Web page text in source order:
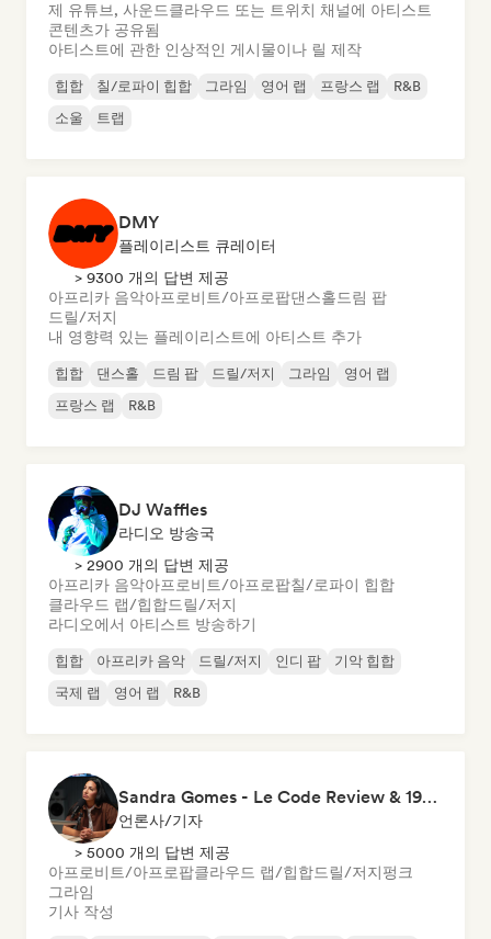
제 유튜브, 사운드클라우드 또는 트위치 채널에 아티스트
콘텐츠가 공유됨
아티스트에 관한 인상적인 게시물이나 릴 제작
힙합 칠/로파이 힙합 그라임 영어 랩 프랑스 랩
R&B
소울
트랩
DMY
플레이리스트 큐레이터
> 9300 개의 답변 제공
아프리카 음악아프로비트/아프로팝댄스홀드림 팝
드릴/저지
내 영향력 있는 플레이리스트에 아티스트 추가
힙합 댄스홀 드림 팝 드릴/저지 그라임
영어 랩
프랑스 랩
R&B
DJ Waffles
라디오 방송국
> 2900 개의 답변 제공
아프리카 음악아프로비트/아프로팝칠/로파이 힙합
클라우드 랩/힙합드릴/저지
라디오에서 아티스트 방송하기
힙합 아프리카 음악 드릴/저지 인디 팝
기악 힙합
국제 랩
영어 랩 R&B
Sandra Gomes - Le Code Review & 1993initiales
언론사/기자
> 5000 개의 답변 제공
아프로비트/아프로팝클라우드 랩/힙합드릴/저지펑크
그라임
기사 작성